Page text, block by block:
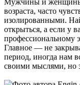
Мужчины и
возраста, часто
изолированными.
открыться, а если у
профессиональному
Главное — не
период, иногда нам
своими мыслями, но